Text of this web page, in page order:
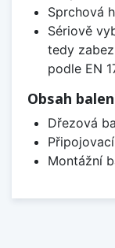
Sprchová
Sériově
tedy
podle EN
Obsah
Dřezová
Montážní